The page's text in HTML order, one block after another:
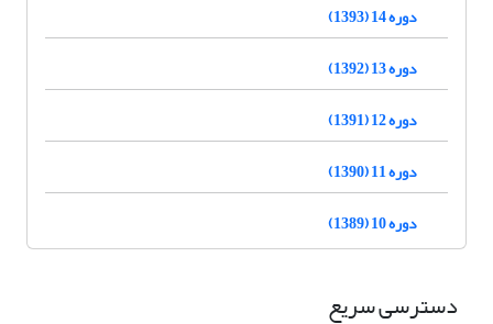
دوره 14 (1393)
دوره 13 (1392)
دوره 12 (1391)
دوره 11 (1390)
دوره 10 (1389)
دسترسی سریع